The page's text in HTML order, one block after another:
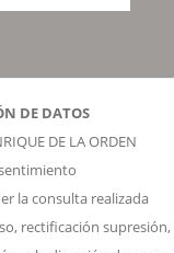
DE DATOS
DE LA ORDEN
la consulta realizada
rectificación supresión,